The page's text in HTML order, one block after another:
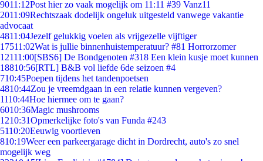
9011:12Post hier zo vaak mogelijk om 11:11 #39 Vanz11
2011:09Rechtszaak dodelijk ongeluk uitgesteld vanwege vakantie
advocaat
4811:04Jezelf gelukkig voelen als vrijgezelle vijftiger
17511:02Wat is jullie binnenhuistemperatuur? #81 Horrorzomer
12111:00[SBS6] De Bondgenoten #318 Een klein kusje moet kunnen
18810:56[RTL] B&B vol liefde 6de seizoen #4
710:45Poepen tijdens het tandenpoetsen
4810:44Zou je vreemdgaan in een relatie kunnen vergeven?
1110:44Hoe hiermee om te gaan?
6010:36Magic mushrooms
1210:31Opmerkelijke foto's van Funda #243
5110:20Eeuwig voortleven
810:19Weer een parkeergarage dicht in Dordrecht, auto's zo snel
mogelijk weg